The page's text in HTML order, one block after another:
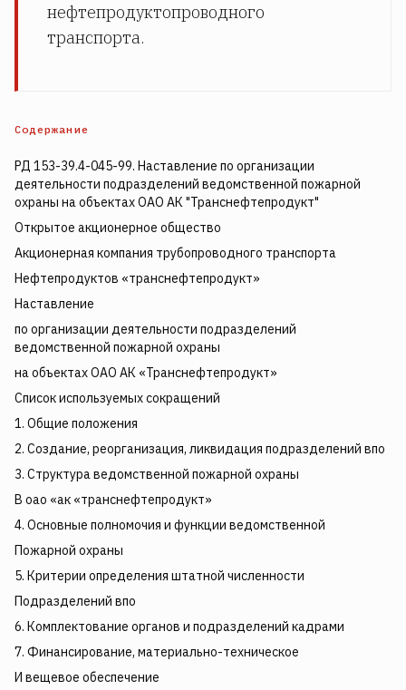
нефтепродуктопроводного
транспорта.
Содержание
РД 153-39.4-045-99. Наставление по организации
деятельности подразделений ведомственной пожарной
охраны на объектах ОАО АК "Транснефтепродукт"
Открытое акционерное общество
Акционерная компания трубопроводного транспорта
Нефтепродуктов «транснефтепродукт»
Наставление
по организации деятельности подразделений
ведомственной пожарной охраны
на объектах ОАО АК «Транснефтепродукт»
Список используемых сокращений
1. Общие положения
2. Создание, реорганизация, ликвидация подразделений впо
3. Структура ведомственной пожарной охраны
В оао «ак «транснефтепродукт»
4. Основные полномочия и функции ведомственной
Пожарной охраны
5. Критерии определения штатной численности
Подразделений впо
6. Комплектование органов и подразделений кадрами
7. Финансирование, материально-техническое
И вещевое обеспечение